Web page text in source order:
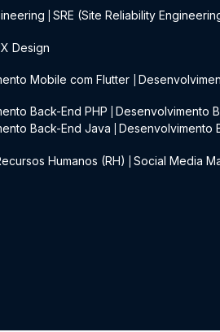
SRE (Site Reliability
Design
Mobile com Flutter
Back-End PHP Desenvolvimento
Back-End Java Desenvolvimento
Humanos (RH) Social Media